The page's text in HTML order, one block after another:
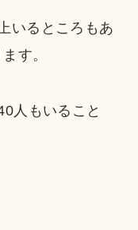
いるところもあ
す。
人もいること